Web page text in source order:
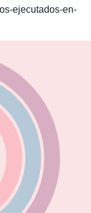
ejecutados-en-